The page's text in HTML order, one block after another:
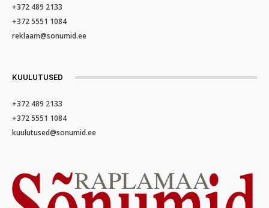
+372 489 2133
+372 5551 1084
reklaam@sonumid.ee
KUULUTUSED
+372 489 2133
+372 5551 1084
kuulutused@sonumid.ee